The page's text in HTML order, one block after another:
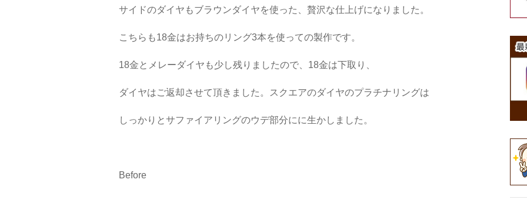
サイドのダイヤもブラウンダイヤを使った、贅沢な仕上げになりました。
こちらも18金はお持ちのリング3本を使っての製作です。
18金とメレーダイヤも少し残りましたので、18金は下取り、
ダイヤはご返却させて頂きました。スクエアのダイヤのプラチナリングは
しっかりとサファイアリングのウデ部分にに生かしました。
Before